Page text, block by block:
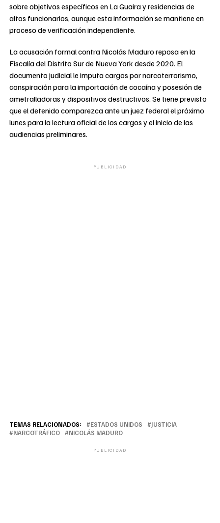
sobre objetivos específicos en La Guaira y residencias de
altos funcionarios, aunque esta información se mantiene en
proceso de verificación independiente.
La acusación formal contra Nicolás Maduro reposa en la
Fiscalía del Distrito Sur de Nueva York desde 2020. El
documento judicial le imputa cargos por narcoterrorismo,
conspiración para la importación de cocaína y posesión de
ametralladoras y dispositivos destructivos. Se tiene previsto
que el detenido comparezca ante un juez federal el próximo
lunes para la lectura oficial de los cargos y el inicio de las
audiencias preliminares.
PUBLICIDAD
TEMAS RELACIONADOS: ESTADOS UNIDOS
JUSTICIA
NARCOTRÁFICO
NICOLÁS MADURO
PUBLICIDAD